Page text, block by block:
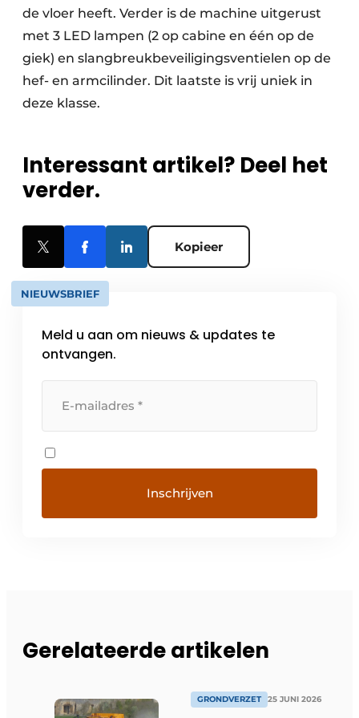
de vloer heeft. Verder is de machine uitgerust
met 3 LED lampen (2 op cabine en één op de
giek) en slangbreukbeveiligingsventielen op de
hef- en armcilinder. Dit laatste is vrij uniek in
deze klasse.
Interessant artikel? Deel het
verder.
Kopieer
NIEUWSBRIEF
Meld u aan om nieuws & updates te
ontvangen.
Gerelateerde artikelen
GRONDVERZET 25 JUNI 2026